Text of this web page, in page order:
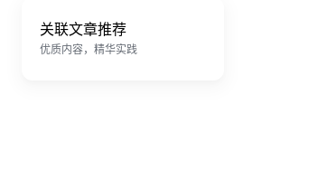
关联文章推荐
优质内容，精华实践